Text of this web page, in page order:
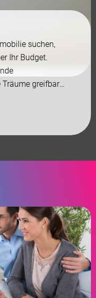
suchen,
Ihr Budget.
Träume greifbar